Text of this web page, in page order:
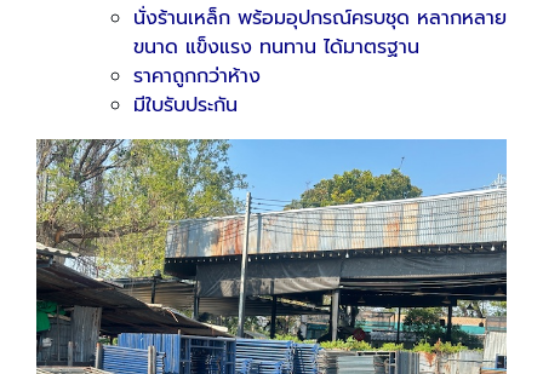
นั่งร้านเหล็ก พร้อมอุปกรณ์ครบชุด หลากหลาย
ขนาด แข็งแรง ทนทาน ได้มาตรฐาน
ราคาถูกกว่าห้าง
มีใบรับประกัน